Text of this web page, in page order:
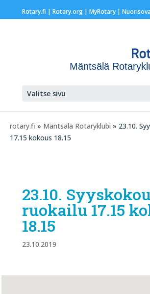
Rotary.fi | Rotary.org| MyRotary |
Mäntsälä
Valitse sivu
rotary.fi » Mäntsälä Rotaryklubi » 23.10.
17.15 kokous 18.15
23.10.
ruokailu 17.15
18.15
23.10.2019